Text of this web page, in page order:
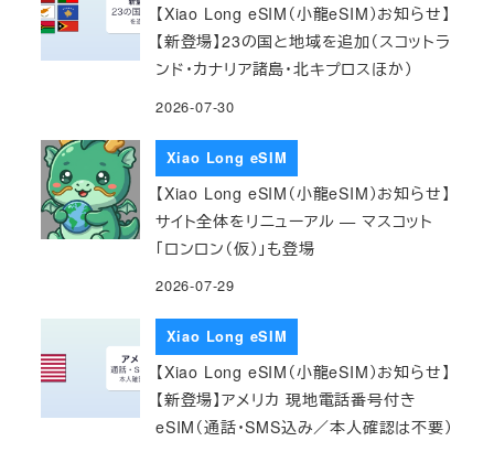
【Xiao Long eSIM（小龍eSIM）お知らせ】
【新登場】23の国と地域を追加（スコットラ
ンド・カナリア諸島・北キプロスほか）
2026-07-30
Xiao Long eSIM
【Xiao Long eSIM（小龍eSIM）お知らせ】
サイト全体をリニューアル — マスコット
「ロンロン（仮）」も登場
2026-07-29
Xiao Long eSIM
【Xiao Long eSIM（小龍eSIM）お知らせ】
【新登場】アメリカ 現地電話番号付き
eSIM（通話・SMS込み／本人確認は不要）